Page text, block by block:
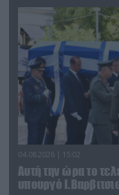
04.08.2026 | 15:02
Αυτή την ώρα το
υπουργό